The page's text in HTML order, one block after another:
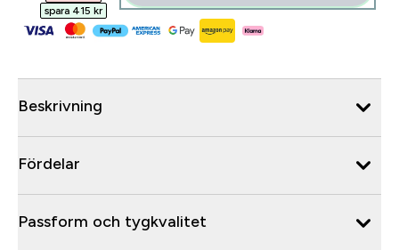
spara 415 kr‎
Beskrivning
Fördelar
Passform och tygkvalitet